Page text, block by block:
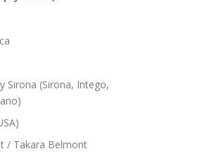
Sirona (Sirona, Intego,
/ Takara Belmont